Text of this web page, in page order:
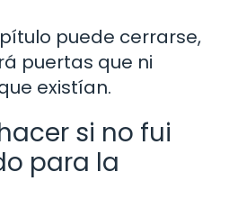
puede cerrarse,
puertas que ni
existían.
si no fui
para la